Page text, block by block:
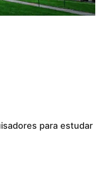
para estudar